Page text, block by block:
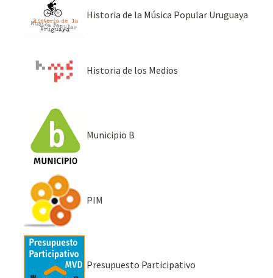
Historia de la Música Popular Uruguaya
Historia de los Medios
Municipio B
PIM
Presupuesto Participativo